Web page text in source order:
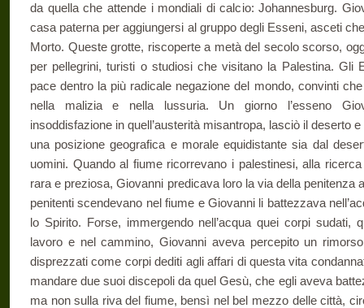
da quella che attende i mondiali di calcio: Johannesburg.
casa paterna per aggiungersi al gruppo degli Esseni, asceti
Morto. Queste grotte, riscoperte a metà del secolo scorso,
per pellegrini, turisti o studiosi che visitano la Palestina. Gli
pace dentro la più radicale negazione del mondo, convinti
nella malizia e nella lussuria. Un giorno l’esseno
insoddisfazione in quell’austerità misantropa, lasciò il deserto
una posizione geografica e morale equidistante sia dal
uomini. Quando al fiume ricorrevano i palestinesi, alla
rara e preziosa, Giovanni predicava loro la via della penitenza
penitenti scendevano nel fiume e Giovanni li battezzava
lo Spirito. Forse, immergendo nell’acqua quei corpi sudati,
lavoro e nel cammino, Giovanni aveva percepito un
disprezzati come corpi dediti agli affari di questa vita
mandare due suoi discepoli da quel Gesù, che egli aveva
ma non sulla riva del fiume, bensì nel bel mezzo delle città,